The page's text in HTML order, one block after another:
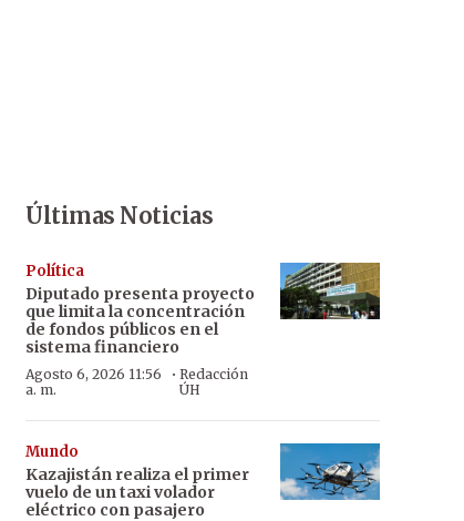
Últimas Noticias
Política
Diputado presenta proyecto
que limita la concentración
de fondos públicos en el
sistema financiero
Agosto 6, 2026 11:56
a. m.
·Redacción
ÚH
Mundo
Kazajistán realiza el primer
vuelo de un taxi volador
eléctrico con pasajero